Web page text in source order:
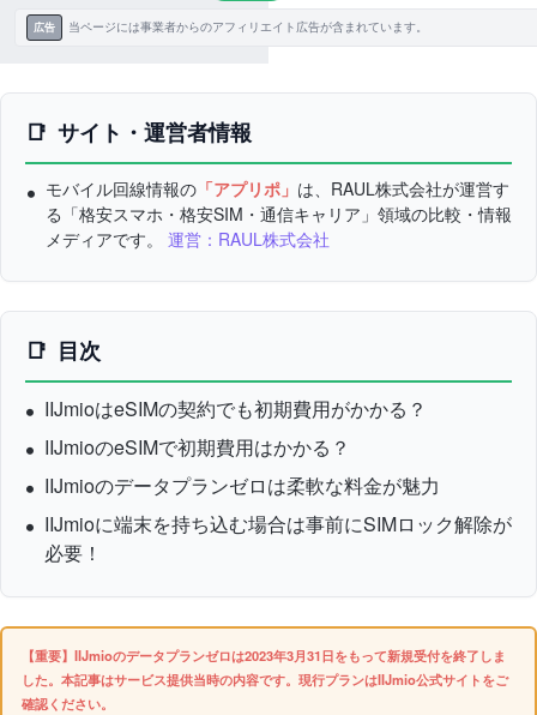
広告 当ページには事業者からのアフィリエイト広告が含まれています。
サイト・運営者情報
モバイル回線情報の 「アプリポ」 は、RAUL株式会社が運営す
る「格安スマホ・格安SIM・通信キャリア」領域の比較・情報
メディアです。 運営：RAUL株式会社
目次
IIJmioはeSIMの契約でも初期費用がかかる？
IIJmioのeSIMで初期費用はかかる？
IIJmioのデータプランゼロは柔軟な料金が魅力
IIJmioに端末を持ち込む場合は事前にSIMロック解除が
必要！
【重要】IIJmioのデータプランゼロは2023年3月31日をもって新規受付を終了しま
した。本記事はサービス提供当時の内容です。現行プランはIIJmio公式サイトをご
確認ください。